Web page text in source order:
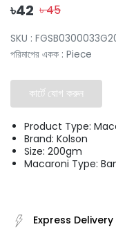
৳42 ৳45
SKU :
পরিমাপের একক : Piece
কার্টে যোগ করুন
Product Type:
Brand: Kolson
Size: 200gm
Macaroni Type:
Express Delivery